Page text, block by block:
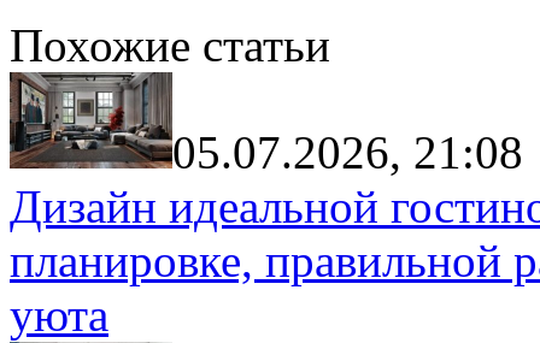
Похожие статьи
05.07.2026, 21:08
Дизайн идеальной
планировке, правильной
уюта